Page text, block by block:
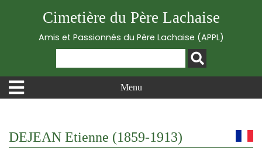
Cimetière du Père Lachaise
Amis et Passionnés du Père Lachaise (APPL)
Menu
DEJEAN Etienne (1859-1913)